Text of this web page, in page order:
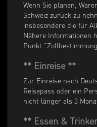
Wenn Sie planen,
Schweiz zurück zu
insbesondere die für
Nähere Informationen
Punkt
** Einreise **
Zur Einreise nach
Reisepass oder ein
nicht länger als 3
** Essen &